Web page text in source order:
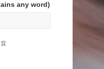
any word)